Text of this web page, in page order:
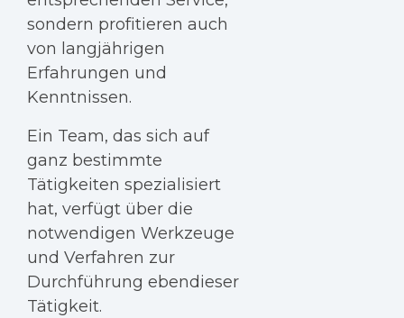
sondern profitieren auch
von langjährigen
Erfahrungen und
Kenntnissen.
Ein Team, das sich auf
ganz bestimmte
Tätigkeiten spezialisiert
hat, verfügt über die
notwendigen Werkzeuge
und Verfahren zur
Durchführung ebendieser
Tätigkeit.